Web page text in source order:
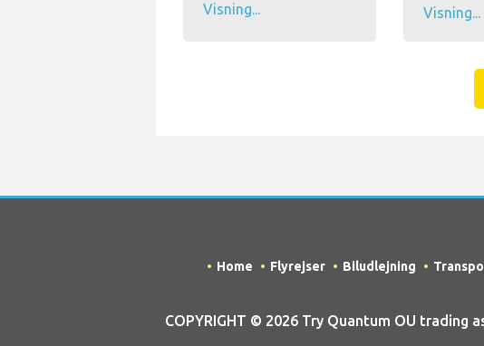
Visning... Visning...
Home Flyrejser Biludlejning
COPYRIGHT © 2026 Try Quantum OU